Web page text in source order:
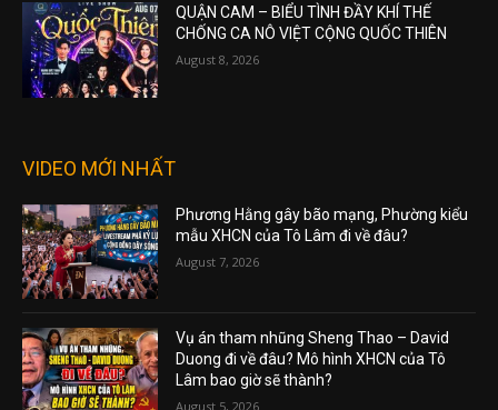
QUẬN CAM – BIỂU TÌNH ĐẦY KHÍ THẾ
CHỐNG CA NÔ VIỆT CỘNG QUỐC THIÊN
August 8, 2026
VIDEO MỚI NHẤT
Phương Hằng gây bão mạng, Phường kiểu
mẫu XHCN của Tô Lâm đi về đâu?
August 7, 2026
Vụ án tham nhũng Sheng Thao – David
Duong đi về đâu? Mô hình XHCN của Tô
Lâm bao giờ sẽ thành?
August 5, 2026